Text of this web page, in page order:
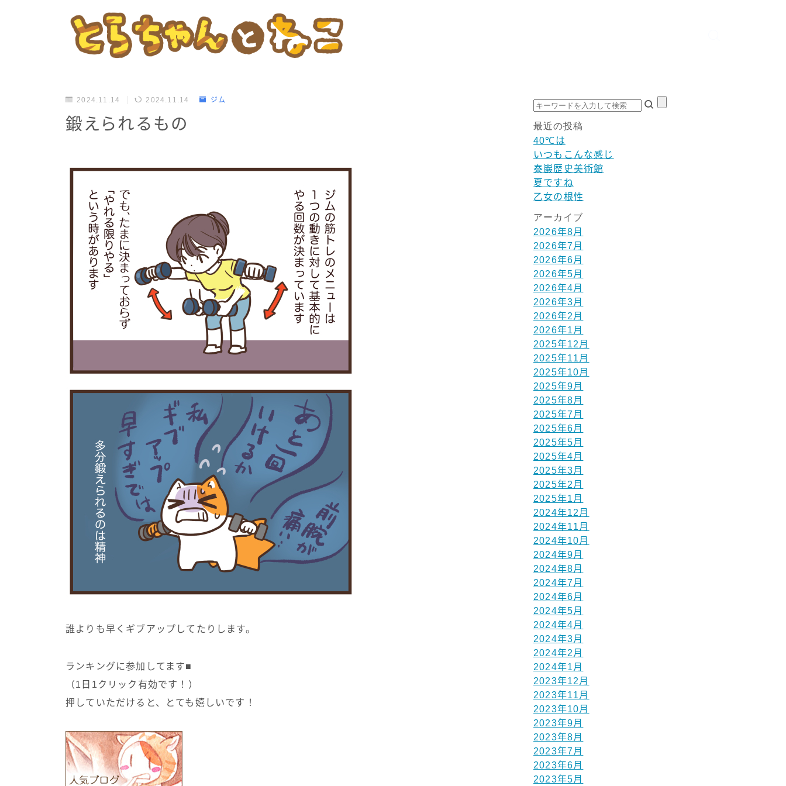
2024.11.14 2024.11.14 ジム
鍛えられるもの
誰よりも早くギブアップしてたりします。
ランキングに参加してます■
（1日1クリック有効です！）
押していただけると、とても嬉しいです！
最近の投稿
40℃は
いつもこんな感じ
泰巖歴史美術館
夏ですね
乙女の根性
アーカイブ
2026年8月
2026年7月
2026年6月
2026年5月
2026年4月
2026年3月
2026年2月
2026年1月
2025年12月
2025年11月
2025年10月
2025年9月
2025年8月
2025年7月
2025年6月
2025年5月
2025年4月
2025年3月
2025年2月
2025年1月
2024年12月
2024年11月
2024年10月
2024年9月
2024年8月
2024年7月
2024年6月
2024年5月
2024年4月
2024年3月
2024年2月
2024年1月
2023年12月
2023年11月
2023年10月
2023年9月
2023年8月
2023年7月
2023年6月
2023年5月